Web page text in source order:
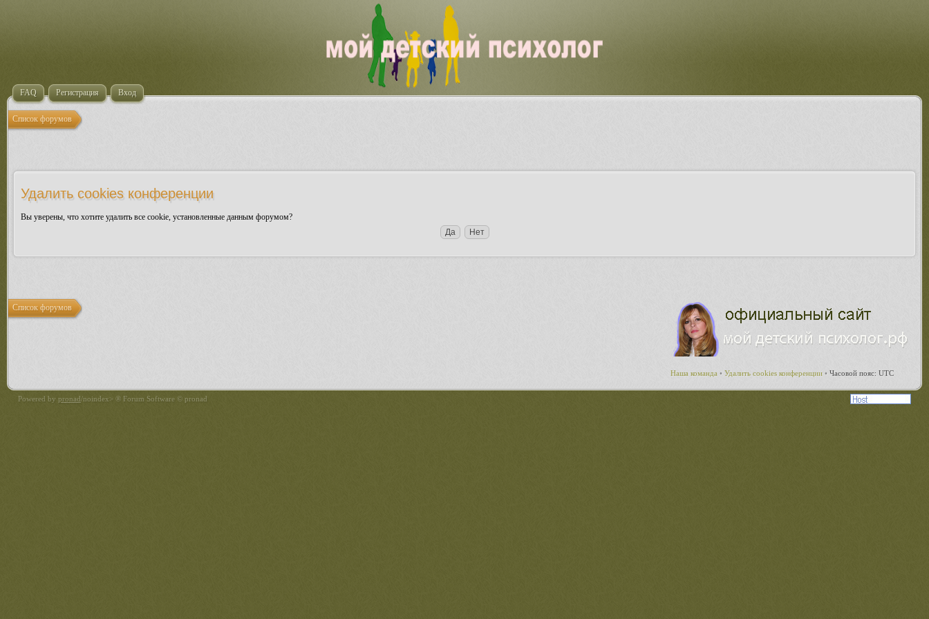
FAQ Регистрация Вход
Список форумов
Удалить cookies конференции
Вы уверены, что хотите удалить все cookie, установленные данным форумом?
Наша команда • Удалить cookies конференции • Часовой пояс: UTC
Список форумов
Powered by pronad/noindex> ® Forum Software © pronad